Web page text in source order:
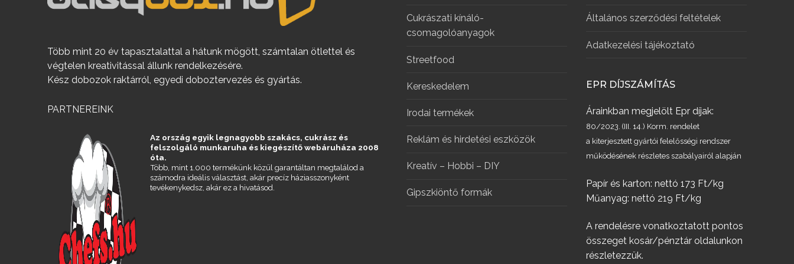
Több mint 20 év tapasztalattal a hátunk mögött, számtalan ötlettel és
végtelen kreativitással állunk rendelkezésére.
Kész dobozok raktárról, egyedi doboztervezés és gyártás.
PARTNEREINK
Az ország egyik legnagyobb szakács, cukrász és
felszolgáló munkaruha és kiegészítő webáruháza 2008
óta.
Több, mint 1.000 termékünk közül garantáltan megtalálod a
számodra ideális választást, akár precíz háziasszonyként
tevékenykedsz, akár ez a hivatásod.
Cukrászati kínáló-
csomagolóanyagok
Streetfood
Kereskedelem
Irodai termékek
Reklám és hirdetési eszközök
Kreatív – Hobbi – DIY
Gipszkiöntő formák
Általános szerződési feltételek
Adatkezelési tájékoztató
EPR DÍJSZÁMÍTÁS
Árainkban megjelölt Epr díjak:
80/2023. (III. 14.) Korm. rendelet
a kiterjesztett gyártói felelősségi rendszer
működésének részletes szabályairól alapján
Papír és karton: nettó 173 Ft/kg
Műanyag: nettó 219 Ft/kg
A rendelésre vonatkoztatott pontos
összeget kosár/pénztár oldalunkon
részletezzük.